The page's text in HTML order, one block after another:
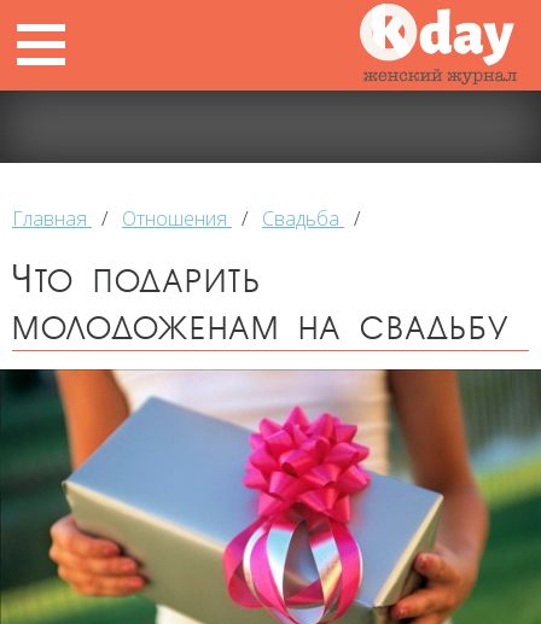
Главная / Отношения / Свадьба /
Что подарить
молодоженам на свадьбу